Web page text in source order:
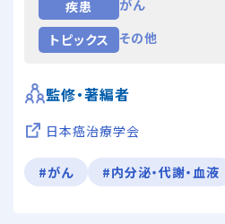
疾患
がん
トピックス
その他
監修・著編者
日本癌治療学会
#がん #内分泌・代謝・血液